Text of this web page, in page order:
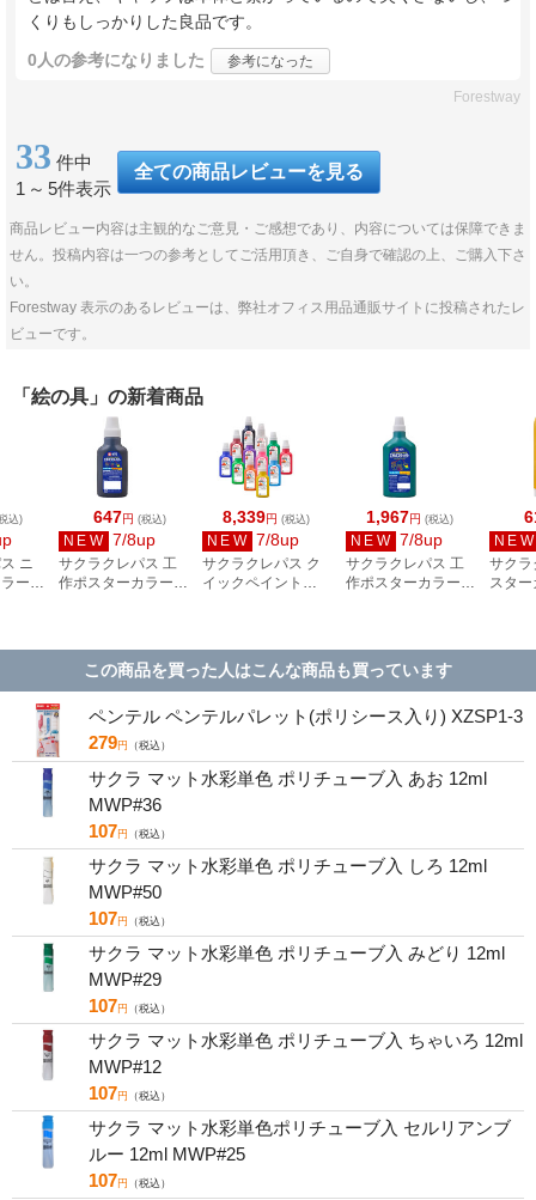
くりもしっかりした良品です。
0人の参考になりました 参考になった
Forestway
33 件中
1 ～ 5件表示
全ての商品レビューを見る
商品レビュー内容は主観的なご意見・ご感想であり、内容については保障できま
せん。投稿内容は一つの参考としてご活用頂き、ご自身で確認の上、ご購入下さ
い。
Forestway 表示のあるレビューは、弊社オフィス用品通販サイトに投稿されたレ
ビューです。
「絵の具」の新着商品
647円 (税込)
NEW 7/8up
サクラクレパス 工
作ポスターカラー
8,339円 (税込)
NEW 7/8up
サクラクレパス ク
イックペイント
1,967円 (税込)
NEW 7/8up
サクラクレパス 工
作ポスターカラー
NEW
サクラ
スタ
込)
ニ
ー
この商品を買った人はこんな商品も買っています
ペンテル ペンテルパレット(ポリシース入り) XZSP1-3
279円 （税込）
サクラ マット水彩単色 ポリチューブ入 あお 12ml
MWP#36
107円 （税込）
サクラ マット水彩単色 ポリチューブ入 しろ 12ml
MWP#50
107円 （税込）
サクラ マット水彩単色 ポリチューブ入 みどり 12ml
MWP#29
107円 （税込）
サクラ マット水彩単色 ポリチューブ入 ちゃいろ 12ml
MWP#12
107円 （税込）
サクラ マット水彩単色ポリチューブ入 セルリアンブ
ルー 12ml MWP#25
107円 （税込）